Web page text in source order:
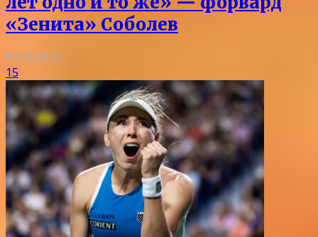
«Зенита» Соболев
09.08.2026
15